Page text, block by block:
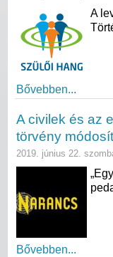
A
Bővebben...
A civilek és az
törvény
2019. június 22.
Bővebben...